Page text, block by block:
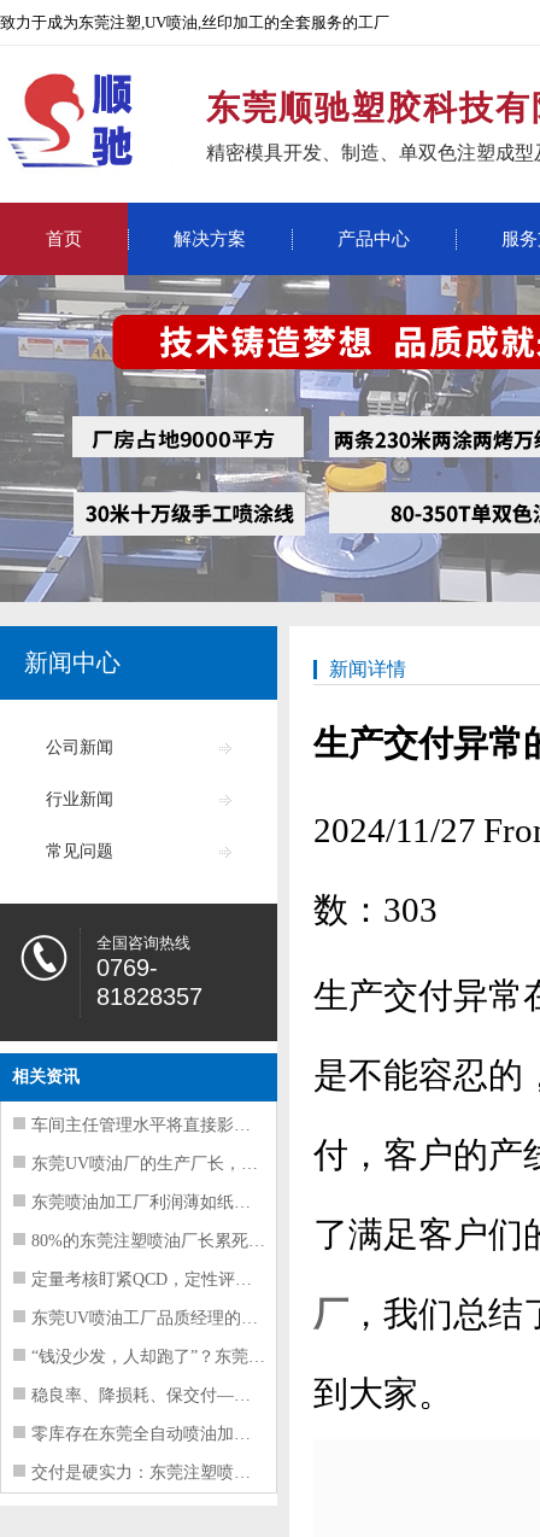
致力于成为东莞注塑,UV喷油,丝印加工的全套服务的工厂
东莞顺驰塑胶科技
精密模具开发、制造、单双色注塑成
首页 解决方案 产品中心 服
新闻中心
公司新闻
行业新闻
常见问题
全国咨询热线
0769-
81828357
相关资讯
车间主任管理水平将直接影响东莞注塑件
东莞UV喷油厂的生产厂长，到底在给工
东莞喷油加工厂利润薄如纸？这四项基本
80%的东莞注塑喷油厂长累死累活，利
定量考核盯紧QCD，定性评价看好配合
东莞UV喷油工厂品质经理的四项核心管
“钱没少发，人却跑了”？东莞注塑喷油
稳良率、降损耗、保交付——东莞这家U
零库存在东莞全自动喷油加工厂不可行的
交付是硬实力：东莞注塑喷油厂如何用齐
新闻详情
生产交付异常
2024/11/27
数： 303
生产交付异常
是不能容忍的
付，客户的产
了满足客户们
厂 ，我们总
到大家。